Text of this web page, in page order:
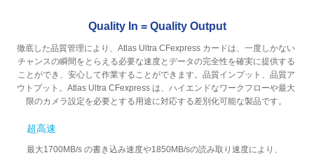
Quality In = Quality Output
徹底した品質管理により、Atlas Ultra CFexpress カードは、一度しかない
チャンスの瞬間をとらえる必要な速度とデータの完全性を確実に提供する
ことができ、安心して作業することができます。品質インプット、品質ア
ウトプット。Atlas Ultra CFexpress は、ハイエンドなワークフローや最大
限のカメラ設定を必要とする用途に対応する差別化可能な製品です。
超高速
最大1700MB/s の書き込み速度や1850MB/sの読み取り速度により、